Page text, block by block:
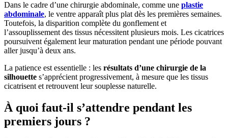
Dans le cadre d’une chirurgie abdominale, comme une plastie
abdominale, le ventre apparaît plus plat dès les premières semaines.
Toutefois, la disparition complète du gonflement et
l’assouplissement des tissus nécessitent plusieurs mois. Les cicatrices
poursuivent également leur maturation pendant une période pouvant
aller jusqu’à deux ans.
La patience est essentielle : les résultats d’une chirurgie de la
silhouette s’apprécient progressivement, à mesure que les tissus
cicatrisent et retrouvent leur souplesse naturelle.
À quoi faut-il s’attendre pendant les
premiers jours ?